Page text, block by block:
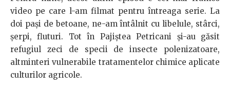
video pe care l-am filmat pentru întreaga serie. La
doi pași de betoane, ne-am întâlnit cu libelule, stârci,
șerpi, fluturi. Tot în Pajiștea Petricani și-au găsit
refugiul zeci de specii de insecte polenizatoare,
altminteri vulnerabile tratamentelor chimice aplicate
culturilor agricole.